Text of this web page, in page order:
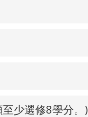
少選修8學分。)